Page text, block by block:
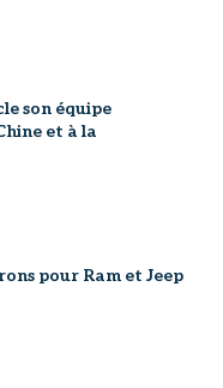
son équipe
et à la
pour Ram et Jeep